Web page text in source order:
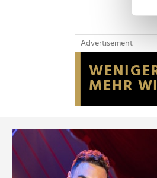
Advertisement